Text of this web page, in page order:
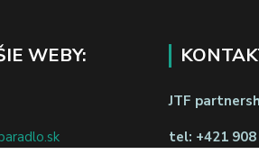
WEBY:
JTF
tel: +421